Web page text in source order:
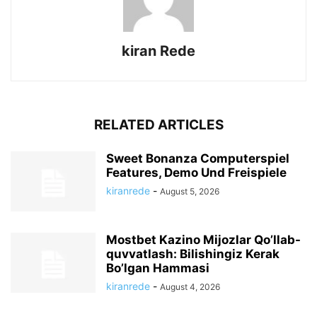
kiran Rede
RELATED ARTICLES
Sweet Bonanza Computerspiel
Features, Demo Und Freispiele
kiranrede - August 5, 2026
Mostbet Kazino Mijozlar Qo’llab-
quvvatlash: Bilishingiz Kerak
Bo’lgan Hammasi
kiranrede - August 4, 2026